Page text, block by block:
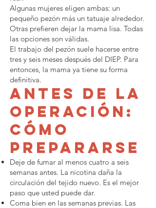
Algunas mujeres eligen ambas: un
pequeño pezón más un tatuaje alrededor.
Otras prefieren dejar la mama lisa. Todas
las opciones son válidas.
El trabajo del pezón suele hacerse entre
tres y seis meses después del DIEP. Para
entonces, la mama ya tiene su forma
definitiva.
Antes de la
operación:
cómo
prepararse
Deje de fumar al menos cuatro a seis
semanas antes. La nicotina daña la
circulación del tejido nuevo. Es el mejor
paso que usted puede dar.
Coma bien en las semanas previas. Las